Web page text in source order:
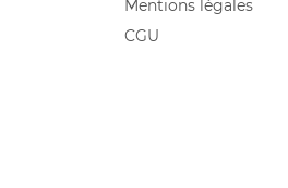
Mentions légales
CGU